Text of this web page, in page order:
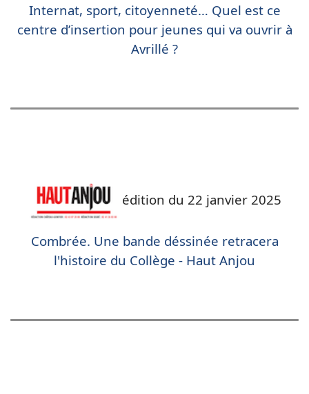
Internat, sport, citoyenneté… Quel est ce
centre d’insertion pour jeunes qui va ouvrir à
Avrillé ?
édition du 22 janvier 2025
Combrée. Une bande déssinée retracera
l'histoire du Collège - Haut Anjou